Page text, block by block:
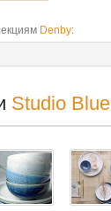
Denby:
Studio Blue